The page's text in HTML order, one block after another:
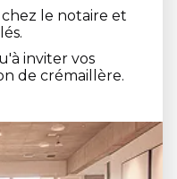
le notaire et
inviter vos
de crémaillère.